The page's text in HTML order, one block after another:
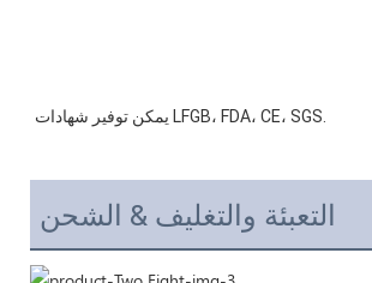
التعبئة والتغليف & الشحن